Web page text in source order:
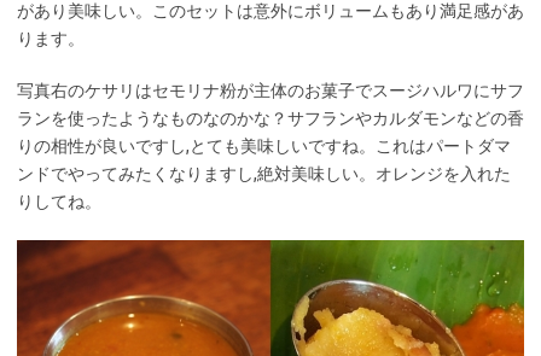
があり美味しい。このセットは意外にボリュームもあり満足感があ
ります。
写真右のケサリはセモリナ粉が主体のお菓子でスージハルワにサフ
ランを使ったようなものなのかな？サフランやカルダモンなどの香
りの相性が良いですし,とても美味しいですね。これはパートダマ
ンドでやってみたくなりますし,絶対美味しい。オレンジを入れた
りしてね。